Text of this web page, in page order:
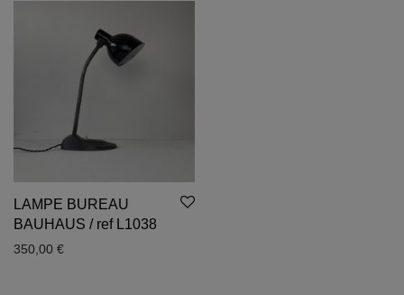
LAMPE BUREAU
BAUHAUS / ref L1038
350,00 €